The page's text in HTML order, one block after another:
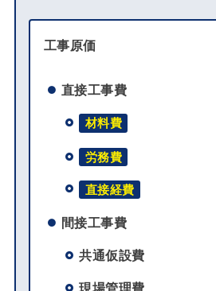
工事原価
直接工事費
材料費
労務費
直接経費
間接工事費
共通仮設費
現場管理費